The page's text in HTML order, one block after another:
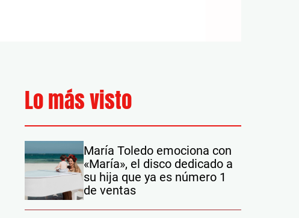
Lo más visto
María Toledo emociona con
«María», el disco dedicado a
su hija que ya es número 1
de ventas